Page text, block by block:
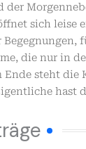
der
sich leise
Begegnungen,
die nur in
Ende steht die
hast